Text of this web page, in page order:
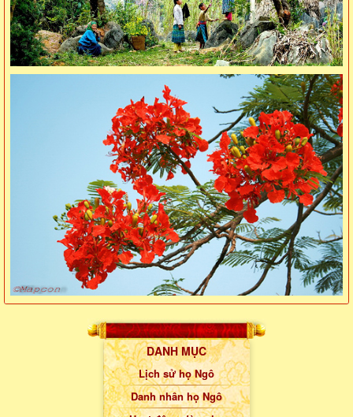
DANH MỤC
Lịch sử họ Ngô
Danh nhân họ Ngô